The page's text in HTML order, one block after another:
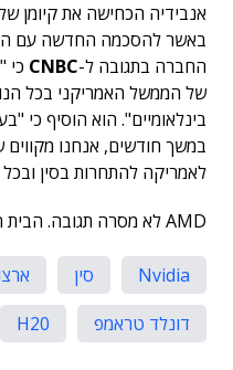
אנבידיה הכחישה את קיומן
באשר להסכמה החדשה עם
החברה בתגובה ל-CNBC כי
של הממשל האמריקני בכל
במשך חודשים, אנחנו
לאמריקה להתחרות בסין
AMD לא מסרה תגובה. הבית הלבן סירב להגיב.
Nvidia סין
דונלד טראמפ
H20